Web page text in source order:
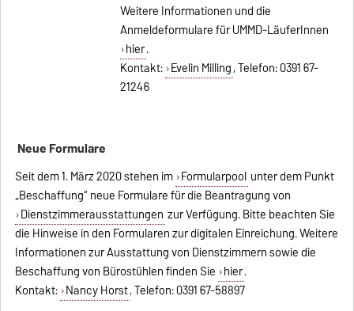
Weitere Informationen und die
Anmeldeformulare für UMMD-LäuferInnen
hier.
Kontakt: Evelin Milling, Telefon: 0391 67-
21246
Neue Formulare
Seit dem 1. März 2020 stehen im Formularpool unter dem Punkt
„Beschaffung“ neue Formulare für die Beantragung von
Dienstzimmerausstattungen zur Verfügung. Bitte beachten Sie
die Hinweise in den Formularen zur digitalen Einreichung. Weitere
Informationen zur Ausstattung von Dienstzimmern sowie die
Beschaffung von Bürostühlen finden Sie hier.
Kontakt: Nancy Horst, Telefon: 0391 67-58897